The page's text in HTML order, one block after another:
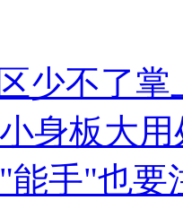
少不了
身板大用
能手"也要